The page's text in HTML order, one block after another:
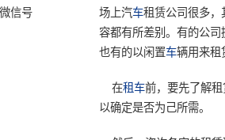
场上汽车租赁公司很多，
容都有所差别。有的公
也有的以闲置车辆用来租
在租车前，要先了解
以确定是否为己所需。